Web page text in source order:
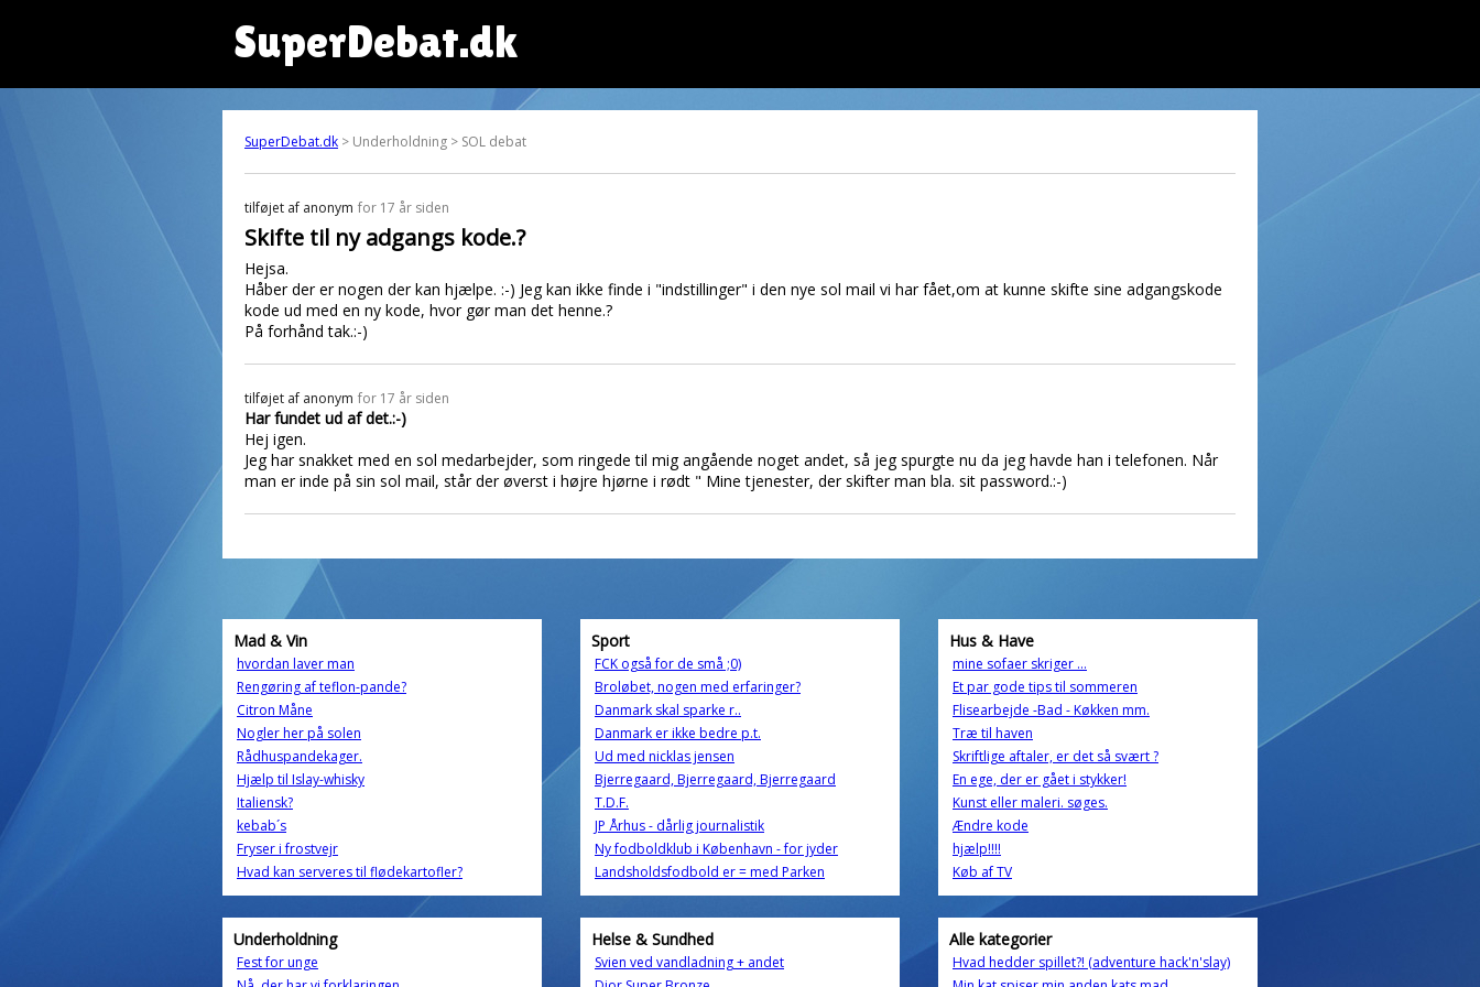
SuperDebat.dk
SuperDebat.dk > Underholdning > SOL debat
tilføjet af anonym for 17 år siden
Skifte til ny adgangs kode.?
Hejsa.
Håber der er nogen der kan hjælpe. :-) Jeg kan ikke finde i "indstillinger" i den nye sol mail vi har fået,om at kunne skifte sine adgangskode
kode ud med en ny kode, hvor gør man det henne.?
På forhånd tak.:-)
tilføjet af anonym for 17 år siden
Har fundet ud af det.:-)
Hej igen.
Jeg har snakket med en sol medarbejder, som ringede til mig angående noget andet, så jeg spurgte nu da jeg havde han i telefonen. Når
man er inde på sin sol mail, står der øverst i højre hjørne i rødt " Mine tjenester, der skifter man bla. sit password.:-)
Mad & Vin
hvordan laver man
Rengøring af teflon-pande?
Citron Måne
Nogler her på solen
Rådhuspandekager.
Hjælp til Islay-whisky
Italiensk?
kebab´s
Fryser i frostvejr
Hvad kan serveres til flødekartofler?
Sport
FCK også for de små ;0)
Broløbet, nogen med erfaringer?
Danmark skal sparke r..
Danmark er ikke bedre p.t.
Ud med nicklas jensen
Bjerregaard, Bjerregaard, Bjerregaard
T.D.F.
JP Århus - dårlig journalistik
Ny fodboldklub i København - for jyder
Landsholdsfodbold er = med Parken
Hus & Have
mine sofaer skriger ...
Et par gode tips til sommeren
Flisearbejde -Bad - Køkken mm.
Træ til haven
Skriftlige aftaler, er det så svært ?
En ege, der er gået i stykker!
Kunst eller maleri. søges.
Ændre kode
hjælp!!!!
Køb af TV
Underholdning
Fest for unge
Helse & Sundhed
Svien ved vandladning + andet
Alle kategorier
Hvad hedder spillet?! (adventure hack'n'slay)